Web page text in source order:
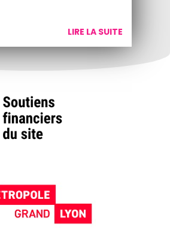
LIRE LA SUITE